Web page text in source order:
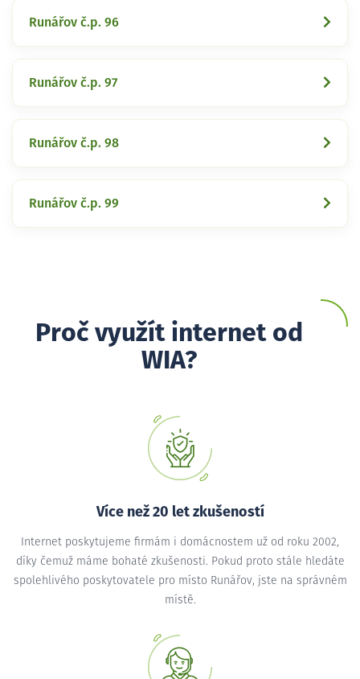
Runářov č.p. 96
Runářov č.p. 97
Runářov č.p. 98
Runářov č.p. 99
Proč využít internet od
WIA?
Více než 20 let zkušeností
Internet poskytujeme firmám i domácnostem už od roku 2002,
díky čemuž máme bohaté zkušenosti. Pokud proto stále hledáte
spolehlivého poskytovatele pro místo Runářov, jste na správném
místě.